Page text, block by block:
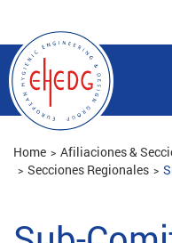
Home
Afiliaciones &
Secciones Regionales